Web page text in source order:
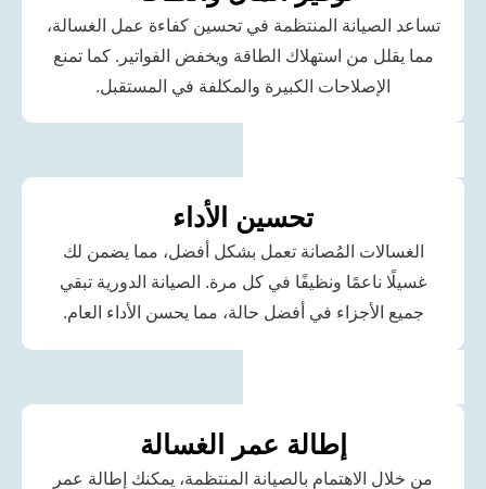
المنتظمة في تحسين كفاءة عمل الغسالة،
من استهلاك الطاقة ويخفض الفواتير. كما تمنع
الإصلاحات الكبيرة والمكلفة في المستقبل.
تحسين الأداء
المُصانة تعمل بشكل أفضل، مما يضمن لك
ناعمًا ونظيفًا في كل مرة. الصيانة الدورية تبقي
الأجزاء في أفضل حالة، مما يحسن الأداء العام.
إطالة عمر الغسالة
الاهتمام بالصيانة المنتظمة، يمكنك إطالة عمر